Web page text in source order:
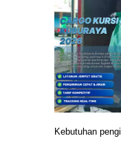
Kebutuhan